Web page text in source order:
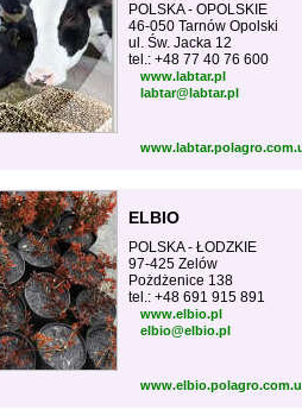
POLSKA - OPOLSKIE
46-050 Tarnów Opolski
ul. Św. Jacka 12
tel.: +48 77 40 76 600
www.labtar.pl
labtar@labtar.pl
ELBIO
POLSKA - ŁODZKIE
97-425 Zelów
Pożdżenice 138
tel.: +48 691 915 891
www.elbio.pl
elbio@elbio.pl